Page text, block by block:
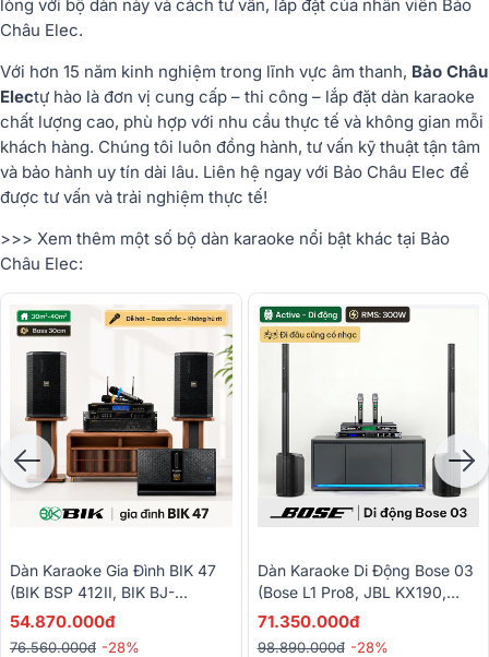
lòng với bộ dàn này và cách tư vấn, lắp đặt của nhân viên Bảo
Châu Elec.
Với hơn 15 năm kinh nghiệm trong lĩnh vực âm thanh, Bảo Châu
Electự hào là đơn vị cung cấp – thi công – lắp đặt dàn karaoke
chất lượng cao, phù hợp với nhu cầu thực tế và không gian mỗi
khách hàng. Chúng tôi luôn đồng hành, tư vấn kỹ thuật tận tâm
và bảo hành uy tín dài lâu. Liên hệ ngay với Bảo Châu Elec để
được tư vấn và trải nghiệm thực tế!
>>> Xem thêm một số bộ dàn karaoke nổi bật khác tại Bảo
Châu Elec:
Dàn Karaoke Gia Đình BIK 47
(BIK BSP 412II, BIK BJ-
W88PLUS, BIK VM830A, BIK
54.870.000đ
76.560.000đ -28%
Dàn Karaoke Di Động Bose 03
(Bose L1 Pro8, JBL KX190,
Baiervires BS-790s)
71.350.000đ
98.890.000đ -28%